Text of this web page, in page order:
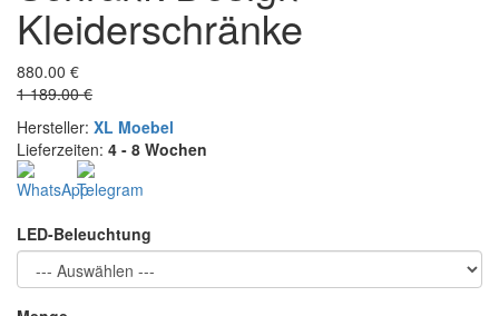
Kleiderschränke
880.00 €
1 189.00 €
Hersteller: XL Moebel
Lieferzeiten: 4 - 8 Wochen
LED-Beleuchtung